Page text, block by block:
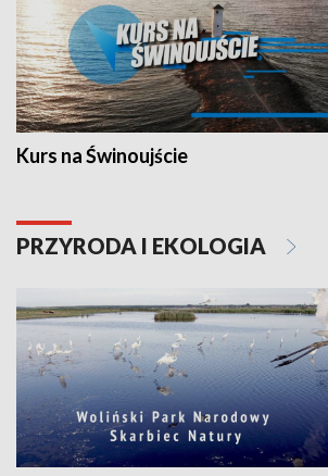
Kurs na Świnoujście
PRZYRODA I EKOLOGIA